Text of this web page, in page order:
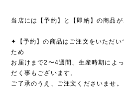
当店には【予約】と【即納】の商品
✦【予約】の商品はご注文をいただい
ため
お届けまで2〜4週間、生産時期によ
だく事もございます。
ご了承のうえ、ご注文くださいませ。